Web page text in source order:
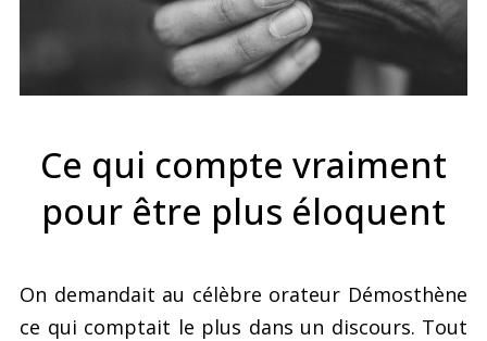
Ce qui compte vraiment
pour être plus éloquent
On demandait au célèbre orateur Démosthène
ce qui comptait le plus dans un discours. Tout